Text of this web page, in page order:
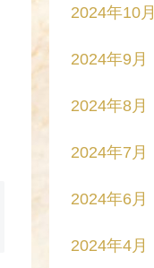
2024年10月
2024年9月
2024年8月
2024年7月
2024年6月
2024年4月